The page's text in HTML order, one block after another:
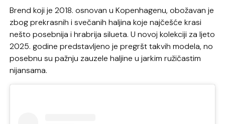
Brend koji je 2018. osnovan u Kopenhagenu, obožavan je
zbog prekrasnih i svečanih haljina koje najčešće krasi
nešto posebnija i hrabrija silueta. U novoj kolekciji za ljeto
2025. godine predstavljeno je pregršt takvih modela, no
posebnu su pažnju zauzele haljine u jarkim ružičastim
nijansama.